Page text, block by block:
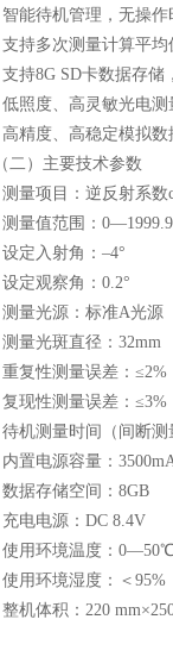
智能待机管理，无操
支持多次测量计算平均
支持8G SD卡数据存储
低照度、高灵敏光电测
高精度、高稳定模拟数
（二）主要技术参数
测量项目：逆反射系数
测量值范围： 0—1999.9
设定入射角：–4°
设定观察角： 0.2°
测量光源：标准A光源
测量光斑直径： 32mm
重复性测量误差：≤2%
复现性测量误差：≤3%
待机测量时间（间断测
内置电源容量：
数据存储空间： 8GB
充电电源： DC 8.4V
使用环境温度： 0—50
使用环境湿度：＜ 95%
整机体积： 220 mm×